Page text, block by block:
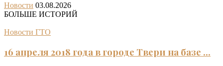
Новости 03.08.2026
БОЛЬШЕ ИСТОРИЙ
Новости ГТО
16 апреля 2018 года в городе Твери на базе ...